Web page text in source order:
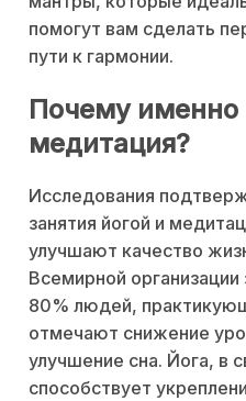
помогут вам сделать
пути к гармонии.
Почему именно
медитация?
Исследования
занятия йогой и
улучшают качество
Всемирной
80% людей,
отмечают снижение
улучшение сна. Йога, в
способствует